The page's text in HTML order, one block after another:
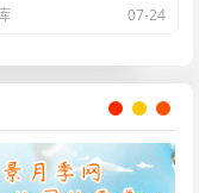
07-24